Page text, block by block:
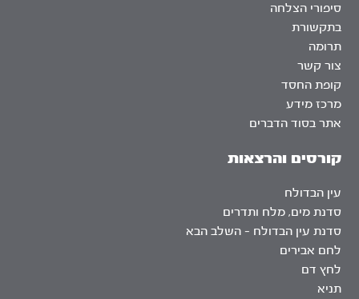
סיפורי הצלחה
בתקשורת
תרומה
צור קשר
קופת החסד
מרכז מידע
אתר בסוד הדברים
קורסים והרצאות
עין הבדולח
סדנת מים, מלח ותדרים
סדנת עין הבדולח – השלב הבא
לחם אבירים
לחץ דם
תניא